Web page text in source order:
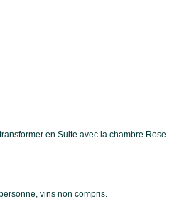
en Suite avec la chambre Rose.
vins non compris.